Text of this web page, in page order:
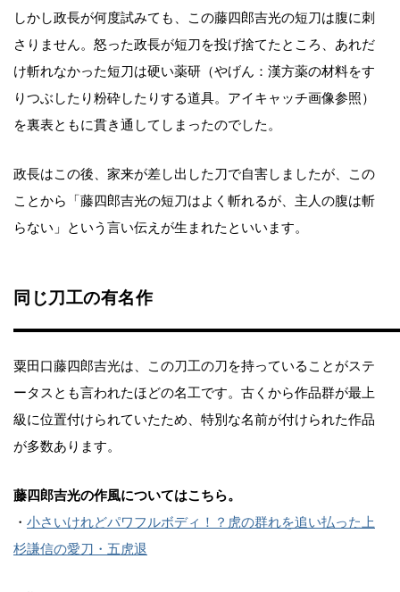
しかし政長が何度試みても、この藤四郎吉光の短刀は腹に刺
さりません。怒った政長が短刀を投げ捨てたところ、あれだ
け斬れなかった短刀は硬い薬研（やげん：漢方薬の材料をす
りつぶしたり粉砕したりする道具。アイキャッチ画像参照）
を裏表ともに貫き通してしまったのでした。
政長はこの後、家来が差し出した刀で自害しましたが、この
ことから「藤四郎吉光の短刀はよく斬れるが、主人の腹は斬
らない」という言い伝えが生まれたといいます。
同じ刀工の有名作
粟田口藤四郎吉光は、この刀工の刀を持っていることがステ
ータスとも言われたほどの名工です。古くから作品群が最上
級に位置付けられていたため、特別な名前が付けられた作品
が多数あります。
藤四郎吉光の作風についてはこちら。
・ 小さいけれどパワフルボディ！？虎の群れを追い払った上
杉謙信の愛刀・五虎退